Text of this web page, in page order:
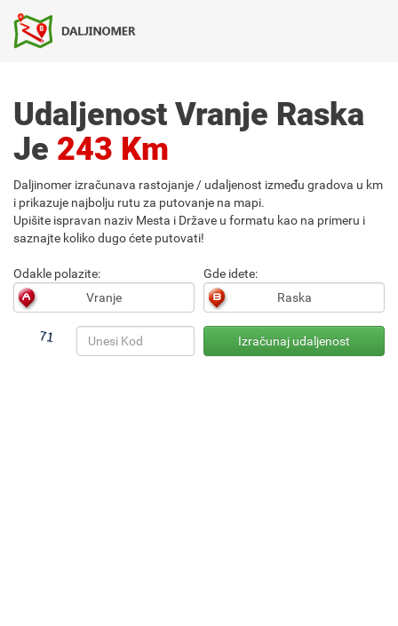
Udaljenost Vranje Raska
Je 243 Km
Daljinomer izračunava rastojanje / udaljenost između gradova u km
i prikazuje najbolju rutu za putovanje na mapi.
Upišite ispravan naziv Mesta i Države u formatu kao na primeru i
saznajte koliko dugo ćete putovati!
Odakle polazite: Gde idete: